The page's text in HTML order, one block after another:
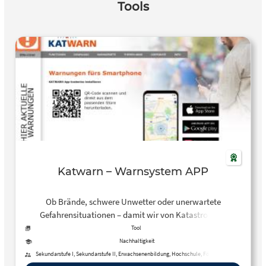
Tools
Katwarn – Warnsystem APP
Ob Brände, schwere Unwetter oder unerwartete
Gefahrensituationen – damit wir von Katastrophen
möglichst verschont bleiben, gibt es das Warnsystem
Handlungsempfehlungen an die betroffenen Menschen.
Tool
Nachhaltigkeit
Sekundarstufe I, Sekundarstufe II, Erwachsenenbildung, Hochschule, Förderschule,
Berufliche Bildung, Fortbildung